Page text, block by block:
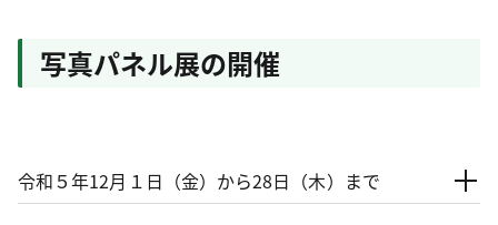
写真パネル展の開催
令和５年12月１日（金）から28日（木）まで